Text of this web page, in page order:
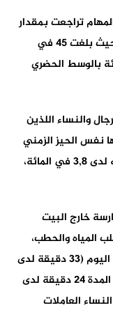
تراجعت بمقدار
النصف تقريبا مقارنة بفترة الحجر الصحي حيث بلغت 45 في
الوطني، 49 في المائة بالوسط الحضري
من الرجال والنساء اللذين
نفس الحيز الزمني
في مرحلة ما قبل الجائحة، مقابل انخفاضه لدى 3,8 في المائة،
خارج البيت
المياه والحطب،
وما إلى ذلك) في المتوسط 30 دقيقة في اليوم (33 دقيقة لدى
الرجال و26 دقيقة لدى النساء). وتبلغ هذه المدة 24 دقيقة لدى
دقيقة لدى النساء العاملات